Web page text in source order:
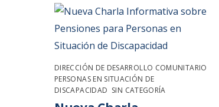
DIRECCIÓN DE DESARROLLO COMUNITARIO
PERSONAS EN SITUACIÓN DE
DISCAPACIDAD SIN CATEGORÍA